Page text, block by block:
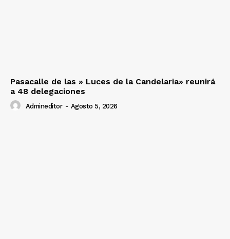
Pasacalle de las » Luces de la Candelaria» reunirá
a 48 delegaciones
Admineditor - Agosto 5, 2026